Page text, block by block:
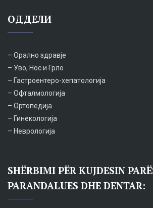
ОДДЕЛИ
– Орално здравје
– Уво, Нос и Грло
– Гастроентеро-хепатологија
– Офталмологија
– Ортопедија
– Гинекологија
– Неврологија
SHËRBIMI PËR KUJDESIN
PARANDALUES DHE DENTAR: